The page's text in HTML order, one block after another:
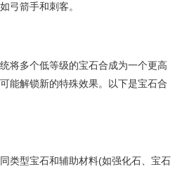
箭手和刺客。
多个低等级的宝石合成为一个更高
能解锁新的特殊效果。以下是宝石合
型宝石和辅助材料(如强化石、宝石